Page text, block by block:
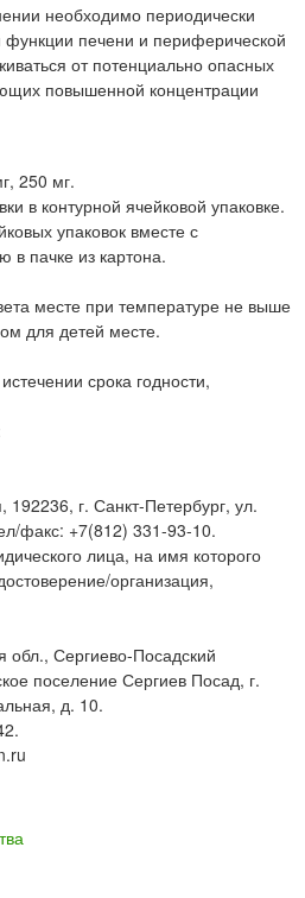
необходимо периодически
функции печени и периферической
от потенциально опасных
повышенной концентрации
250 мг.
в контурной ячейковой упаковке.
упаковок вместе с
в пачке из картона.
месте при температуре не выше
для детей месте.
срока годности,
г. Санкт-Петербург, ул.
факс: +7(812) 331-93-10.
лица, на имя которого
организация,
обл., Сергиево-Посадский
поселение Сергиев Посад, г.
д. 10.